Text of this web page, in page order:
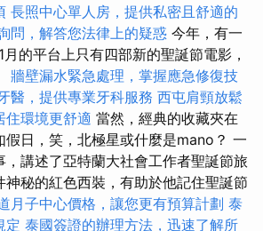
長照中心單人房，提供私密且舒適的
問，解答您法律上的疑惑 今年，有一
的平台上只有四部新的聖誕節電影，
牆壁漏水緊急處理，掌握應急修復技
醫，提供專業牙科服務 西屯肩頸放鬆
住環境更舒適 當然，經典的收藏夾在
假日，笑，北極星或什麼是mano？ 一
，講述了亞特蘭大社會工作者聖誕節旅
神秘的紅色西裝，有助於他記住聖誕節
月子中心價格，讓您更有預算計劃 泰
定 泰國簽證的辦理方法，迅速了解所